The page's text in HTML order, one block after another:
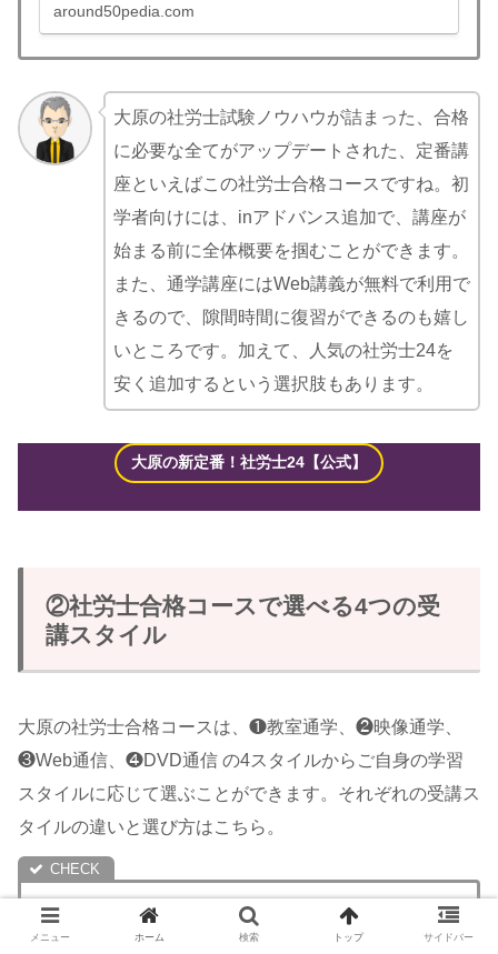
around50pedia.com
大原の社労士試験ノウハウが詰まった、合格
に必要な全てがアップデートされた、定番講
座といえばこの社労士合格コースですね。初
学者向けには、inアドバンス追加で、講座が
始まる前に全体概要を掴むことができます。
また、通学講座にはWeb講義が無料で利用で
きるので、隙間時間に復習ができるのも嬉し
いところです。加えて、人気の社労士24を
安く追加するという選択肢もあります。
大原の新定番！社労士24【公式】
②社労士合格コースで選べる4つの受
講スタイル
大原の社労士合格コースは、❶教室通学、❷映像通学、
❸Web通信、❹DVD通信 の4スタイルからご自身の学習
スタイルに応じて選ぶことができます。それぞれの受講ス
タイルの違いと選び方はこちら。
生活や学習スタイルに合わせて選ぶことができます
メニュー ホーム 検索 トップ サイドバー